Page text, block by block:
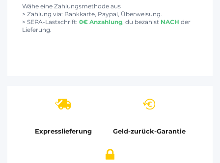
Wähe eine Zahlungsmethode aus
> Zahlung via: Bankkarte, Paypal, Überweisung.
> SEPA-Lastschrift: 0€ Anzahlung , du bezahlst NACH der
Lieferung.
Expresslieferung Geld-zurück-Garantie